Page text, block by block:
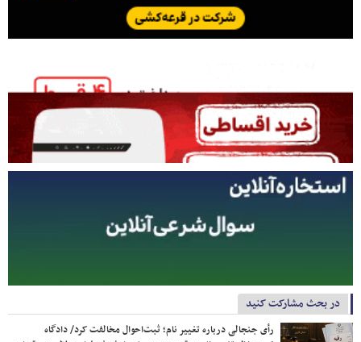
در بحث مشارکت کنید
رأی جنجالی درباره تغییر نام؛ ثبت‌احوال مخالفت کرد/ دادگاه